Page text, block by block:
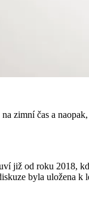
zimní čas a
již od roku 2018,
byla uložena